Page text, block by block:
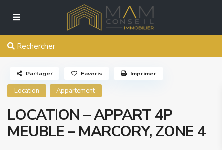
Rechercher
Location Appartement
LOCATION – APPART 4P
MEUBLE – MARCORY, ZONE 4
Partager Favoris Imprimer